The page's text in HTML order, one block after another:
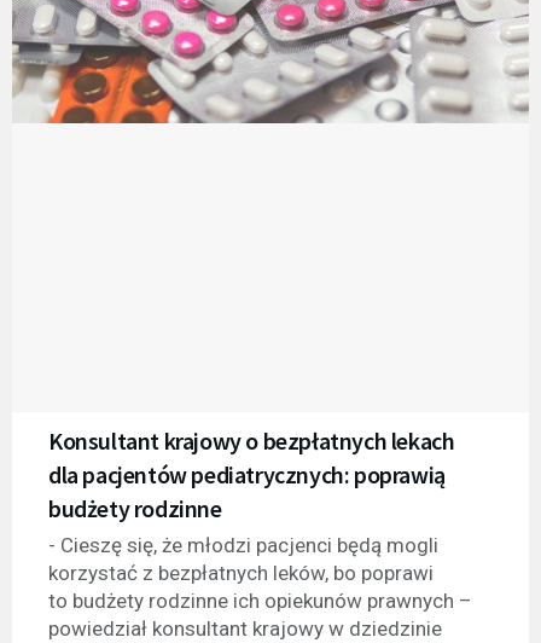
Konsultant krajowy o bezpłatnych lekach
dla pacjentów pediatrycznych: poprawią
budżety rodzinne
- Cieszę się, że młodzi pacjenci będą mogli
korzystać z bezpłatnych leków, bo poprawi
to budżety rodzinne ich opiekunów prawnych –
powiedział konsultant krajowy w dziedzinie